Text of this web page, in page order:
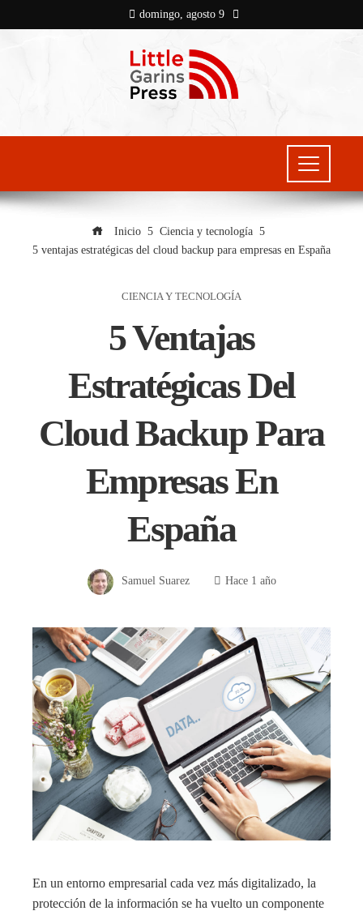
domingo, agosto 9
Inicio
Ciencia y tecnología
5 ventajas estratégicas del cloud backup para empresas en España
CIENCIA Y TECNOLOGÍA
5 Ventajas
Estratégicas Del
Cloud Backup Para
Empresas En
España
Samuel Suarez Hace 1 año
En un entorno empresarial cada vez más digitalizado, la
protección de la información se ha vuelto un componente